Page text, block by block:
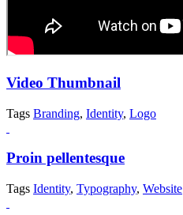
Video Thumbnail
Tags Branding, Identity, Logo
Proin pellentesque
Tags Identity, Typography, Website